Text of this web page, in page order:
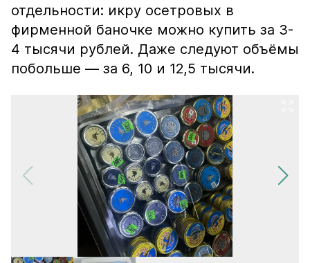
отдельности: икру осетровых в
фирменной баночке можно купить за 3-
4 тысячи рублей. Даже следуют объёмы
побольше — за 6, 10 и 12,5 тысячи.